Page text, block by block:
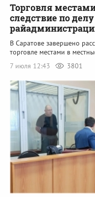
Торговля
следствие по
В Саратове завершено
торговле местами в
7 июля 12:43
3801